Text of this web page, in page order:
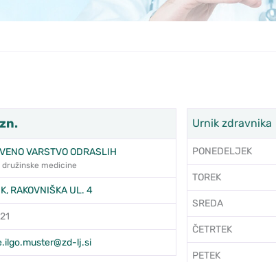
VARSTVO ODRASLIH
medicine
RAKOVNIŠKA UL. 4
lj.si
Urnik zdravnika
PONEDELJEK
TOREK
SREDA
ČETRTEK
PETEK